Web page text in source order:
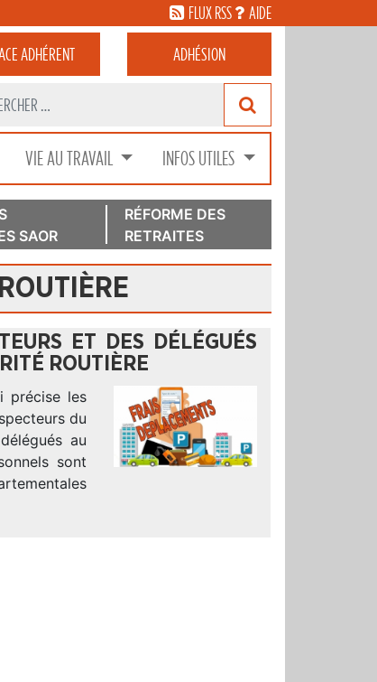
FLUX RSS AIDE
ADHÉRENT ADHÉSION
VIE AU TRAVAIL INFOS UTILES
SAOR
RÉFORME DES
RETRAITES
ET DES DÉLÉGUÉS
ROUTIÈRE
précise les
du
au
sont